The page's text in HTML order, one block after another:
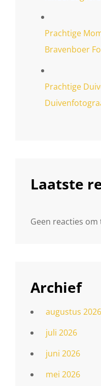
Prachtige
Bravenboer
Prachtige
Laatste
Geen reacties om
Archief
augustus 2026
juli 2026
juni 2026
mei 2026